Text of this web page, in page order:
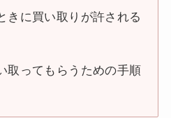
きに買い取りが許される
取ってもらうための手順